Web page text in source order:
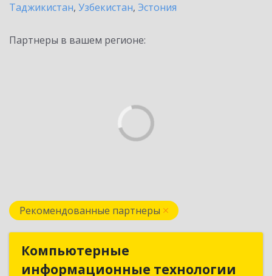
Таджикистан, Узбекистан, Эстония
Партнеры в вашем регионе:
Рекомендованные партнеры
Компьютерные
информационные технологии
информационные технологии